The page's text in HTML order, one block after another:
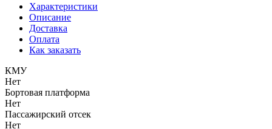
Характеристики
Описание
Доставка
Оплата
Как заказать
КМУ
Нет
Бортовая платформа
Нет
Пассажирский отсек
Нет